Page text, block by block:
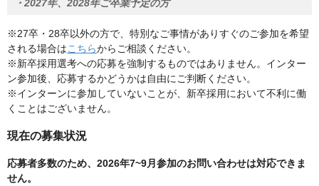
・2027年、2028年ご卒業予定の方
※27卒・28卒以外の方で、特別なご事情がありすぐのご参加を希望
される場合はこちらからご相談ください。
※新卒採用選考への応募を強制するものではありません。インター
ン参加後、応募するかどうかは自由にご判断ください。
※インターンに参加していないことが、新卒採用において不利に働
くことはございません。
現在の募集状況
応募者多数のため、2026年7~9月参加のお問い合わせは対応できま
せん。